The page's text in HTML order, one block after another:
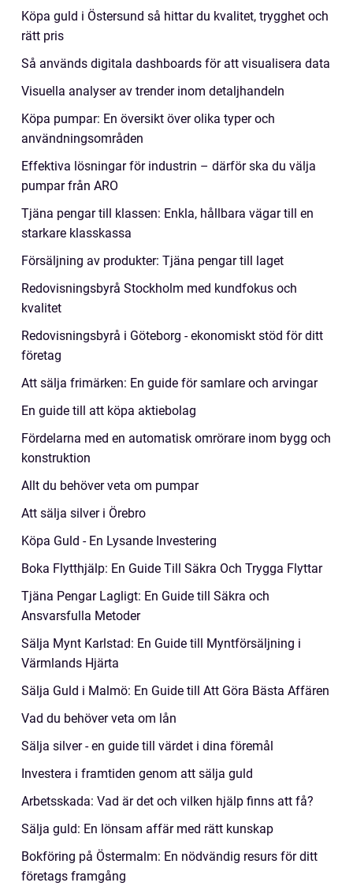
Köpa guld i Östersund så hittar du kvalitet, trygghet och
rätt pris
Så används digitala dashboards för att visualisera data
Visuella analyser av trender inom detaljhandeln
Köpa pumpar: En översikt över olika typer och
användningsområden
Effektiva lösningar för industrin – därför ska du välja
pumpar från ARO
Tjäna pengar till klassen: Enkla, hållbara vägar till en
starkare klasskassa
Försäljning av produkter: Tjäna pengar till laget
Redovisningsbyrå Stockholm med kundfokus och
kvalitet
Redovisningsbyrå i Göteborg - ekonomiskt stöd för ditt
företag
Att sälja frimärken: En guide för samlare och arvingar
En guide till att köpa aktiebolag
Fördelarna med en automatisk omrörare inom bygg och
konstruktion
Allt du behöver veta om pumpar
Att sälja silver i Örebro
Köpa Guld - En Lysande Investering
Boka Flytthjälp: En Guide Till Säkra Och Trygga Flyttar
Tjäna Pengar Lagligt: En Guide till Säkra och
Ansvarsfulla Metoder
Sälja Mynt Karlstad: En Guide till Myntförsäljning i
Värmlands Hjärta
Sälja Guld i Malmö: En Guide till Att Göra Bästa Affären
Vad du behöver veta om lån
Sälja silver - en guide till värdet i dina föremål
Investera i framtiden genom att sälja guld
Arbetsskada: Vad är det och vilken hjälp finns att få?
Sälja guld: En lönsam affär med rätt kunskap
Bokföring på Östermalm: En nödvändig resurs för ditt
företags framgång